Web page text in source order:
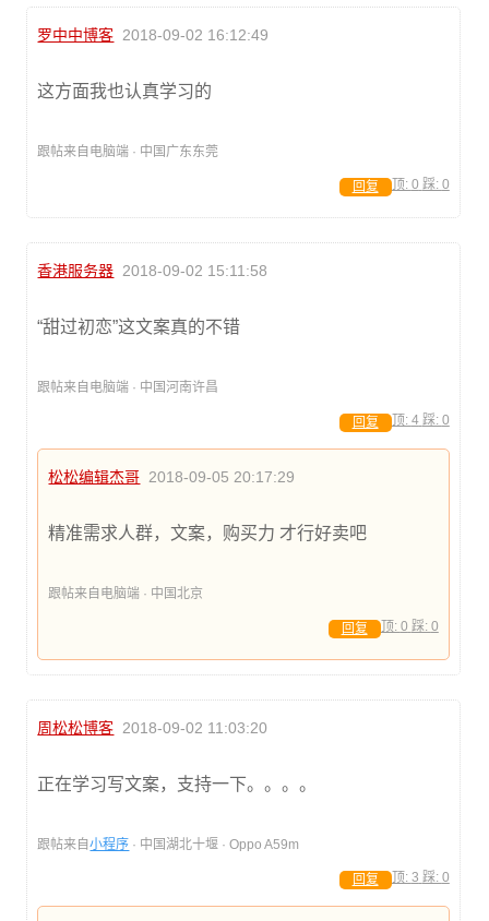
罗中中博客 2018-09-02 16:12:49
这方面我也认真学习的
跟帖来自电脑端 · 中国广东东莞
顶: 0 踩: 0
回复
香港服务器 2018-09-02 15:11:58
“甜过初恋”这文案真的不错
跟帖来自电脑端 · 中国河南许昌
顶: 4 踩: 0
回复
松松编辑杰哥 2018-09-05 20:17:29
精准需求人群，文案，购买力 才行好卖吧
跟帖来自电脑端 · 中国北京
顶: 0 踩: 0
回复
周松松博客 2018-09-02 11:03:20
正在学习写文案，支持一下。。。。
跟帖来自小程序 · 中国湖北十堰 · Oppo A59m
顶: 3 踩: 0
回复